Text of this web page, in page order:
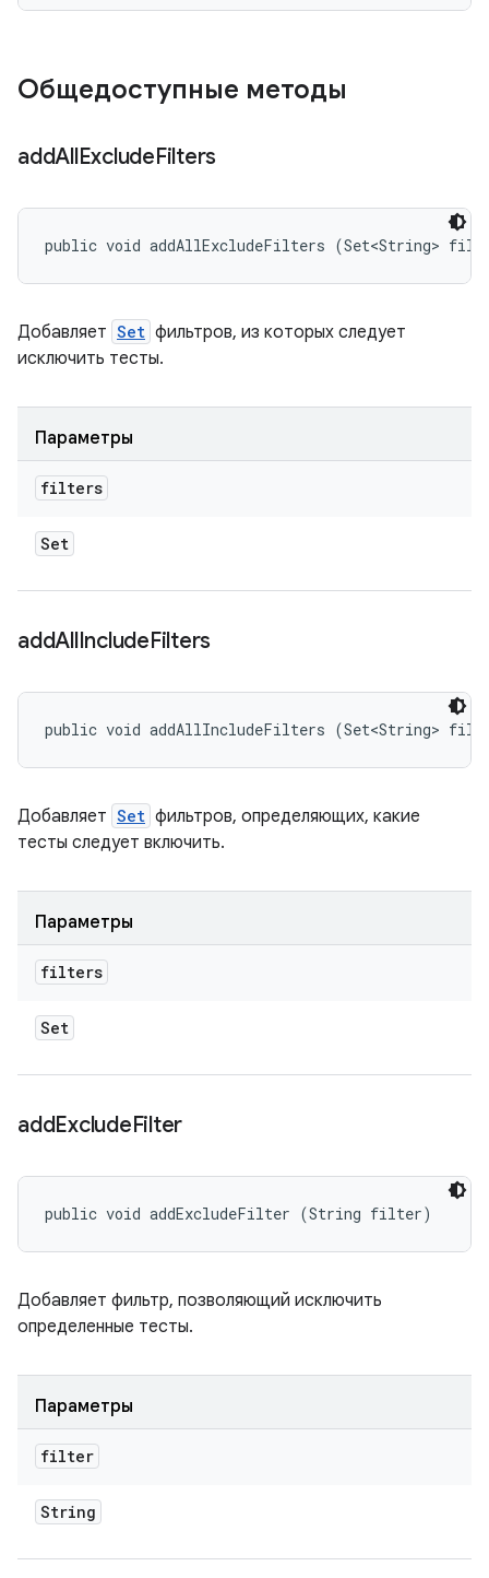
Общедоступные методы
addAllExcludeFilters
public void addAllExcludeFilters (Set<String>
Добавляет Set фильтров, из которых следует
исключить тесты.
Параметры
filters
Set
addAllIncludeFilters
public void addAllIncludeFilters (Set<String>
Добавляет Set фильтров, определяющих, какие
тесты следует включить.
Параметры
filters
Set
addExcludeFilter
public void addExcludeFilter (String filter)
Добавляет фильтр, позволяющий исключить
определенные тесты.
Параметры
filter
String